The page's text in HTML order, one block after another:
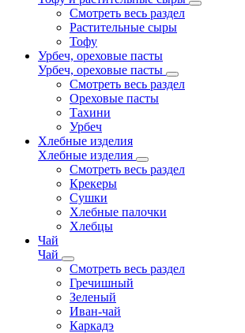
Смотреть весь раздел
Растительные сыры
Тофу
Урбеч, ореховые пасты
Урбеч, ореховые пасты
Смотреть весь раздел
Ореховые пасты
Тахини
Урбеч
Хлебные изделия
Хлебные изделия
Смотреть весь раздел
Крекеры
Сушки
Хлебные палочки
Хлебцы
Чай
Чай
Смотреть весь раздел
Гречишный
Зеленый
Иван-чай
Каркадэ